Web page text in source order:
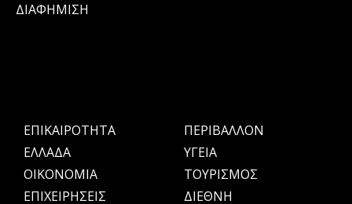
ΔΙΑΦΗΜΙΣΗ
ΕΠΙΚΑΙΡΟΤΗΤΑ
ΕΛΛΑΔΑ
OIKONOMIA
ΕΠΙΧΕΙΡΗΣΕΙΣ
ΠΕΡΙΒΑΛΛΟΝ
ΥΓΕΙΑ
ΤΟΥΡΙΣΜΟΣ
ΔΙΕΘΝΗ